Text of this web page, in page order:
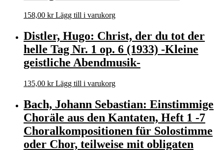
158,00 kr Lägg till i varukorg
Distler, Hugo: Christ, der du tot der
helle Tag Nr. 1 op. 6 (1933) -Kleine
geistliche Abendmusik-
135,00 kr Lägg till i varukorg
Bach, Johann Sebastian: Einstimmige
Choräle aus den Kantaten, Heft 1 -7
Choralkompositionen für Solostimme
oder Chor, teilweise mit obligaten